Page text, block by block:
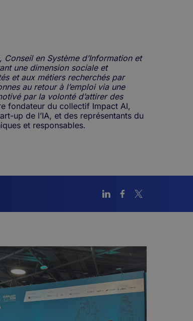
en Système d’Information et
une dimension sociale et
et aux métiers recherchés par
au retour à l’emploi via une
par la volonté d’attirer des
fondateur du collectif Impact AI,
up de l’IA, et des représentants du
et responsables.